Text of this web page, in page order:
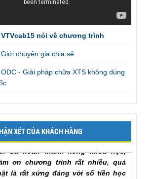
VTVcab15 nói về chương trình
Giới chuyên gia chia sẻ
ODC - Giải pháp chữa XTS không dùng
XÉT CỦA KHÁCH HÀNG
công vượt bậc trên giường,
gởi tiếp giúp em những bài tập còn
đã hoàn thành xong khoá học,
ơn chương trình rất nhiều, quả
là rất xứng đáng với số tiền học
đã bỏ ra để khắc phục hoàn toàn